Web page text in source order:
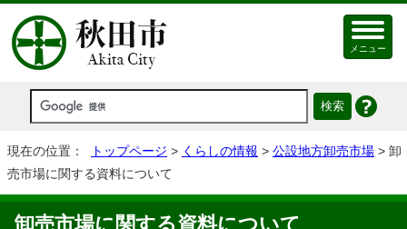
メニュー
現在の位置： トップページ > くらしの情報 > 公設地方卸売市場 > 卸
売市場に関する資料について
卸売市場に関する資料について